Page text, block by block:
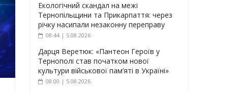
Екологічний скандал на межі
Тернопільщини та Прикарпаття: через
річку насипали незаконну переправу
08:44 | 5.08.2026
Дарця Веретюк: «Пантеон Героїв у
Тернополі став початком нової
культури військової пам’яті в Україні»
08:00 | 5.08.2026